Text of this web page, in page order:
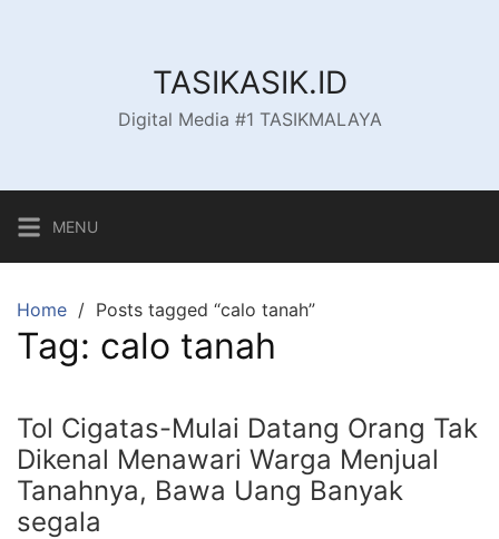
TASIKASIK.ID
Digital Media #1 TASIKMALAYA
MENU
Home Posts tagged “calo tanah”
Tag: calo tanah
Tol Cigatas-Mulai Datang Orang Tak
Dikenal Menawari Warga Menjual
Tanahnya, Bawa Uang Banyak
segala